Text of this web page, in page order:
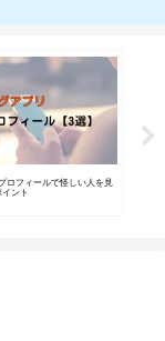
ロフィールで怪しい人を見
ント